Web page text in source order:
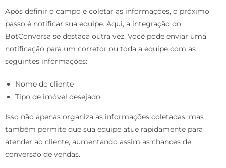
Após definir o campo e coletar as informações, o próximo
passo é notificar sua equipe. Aqui, a integração do
BotConversa se destaca outra vez. Você pode enviar uma
notificação para um corretor ou toda a equipe com as
seguintes informações:
Nome do cliente
Tipo de imóvel desejado
Isso não apenas organiza as informações coletadas, mas
também permite que sua equipe atue rapidamente para
atender ao cliente, aumentando assim as chances de
conversão de vendas.